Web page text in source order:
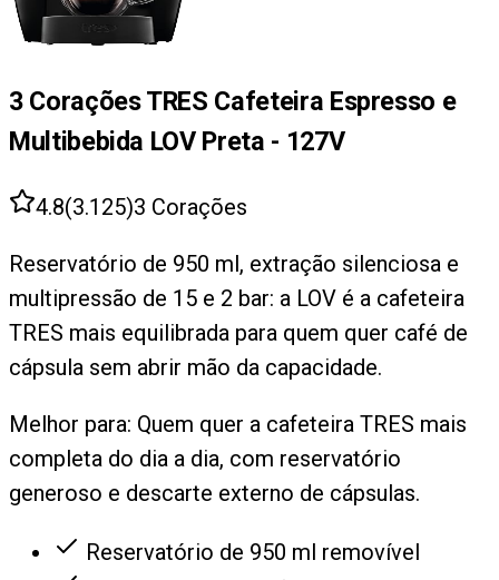
3 Corações TRES Cafeteira Espresso e
Multibebida LOV Preta - 127V
4.8(3.125)3 Corações
Reservatório de 950 ml, extração silenciosa e
multipressão de 15 e 2 bar: a LOV é a cafeteira
TRES mais equilibrada para quem quer café de
cápsula sem abrir mão da capacidade.
Melhor para: Quem quer a cafeteira TRES mais
completa do dia a dia, com reservatório
generoso e descarte externo de cápsulas.
Reservatório de 950 ml removível